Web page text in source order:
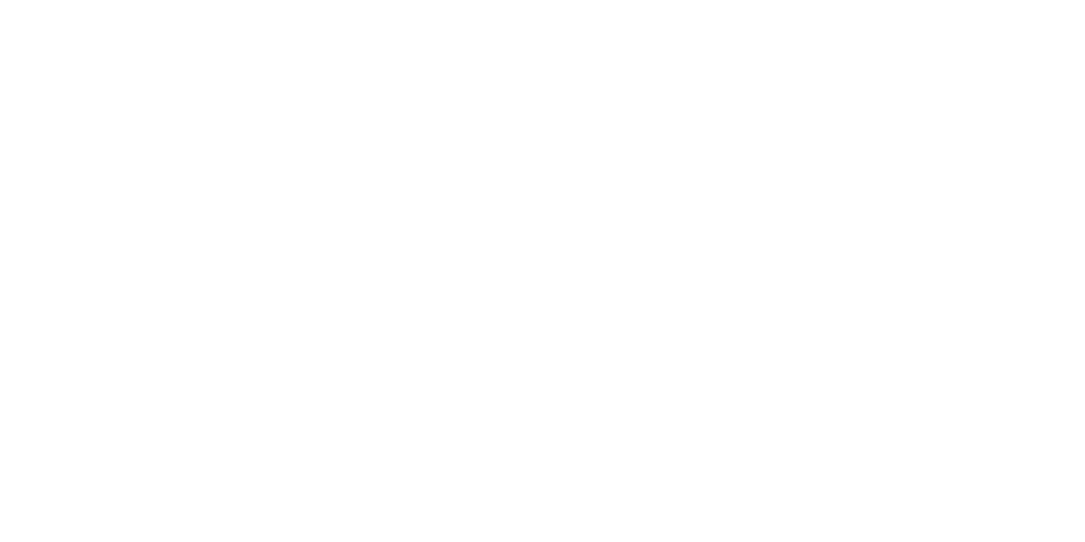
Výhled na moře:
pokoj, Pro samostatné použití:
pokoj, Pro samostatné použití, Výhled na moře:
pokoj:
Výhled moře:
poplatek. Část pláže s hrubozrnným pískem, přístup do moře po schůdcích a molech, skalnaté podloží, doporučujeme boty do vody.